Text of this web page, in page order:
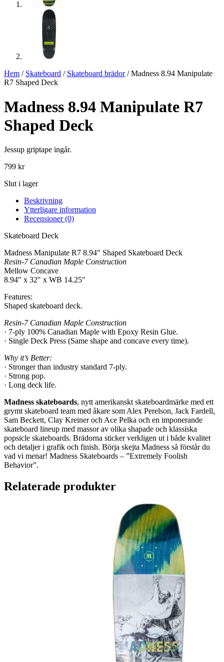
Hem / Skateboard / Skateboard brädor/ Madness 8.94 Manipulate
R7 Shaped Deck
Madness 8.94 Manipulate R7
Shaped Deck
Jessup griptape ingår.
799 kr
Slut i lager
Beskrivning
Ytterligare information
Recensioner (0)
Skateboard Deck
Madness Manipulate R7 8.94″ Shaped Skateboard Deck
Resin-7 Canadian Maple Construction
Mellow Concave
8.94″ x 32″ x WB 14.25″
Features:
Shaped skateboard deck.
Resin-7 Canadian Maple Construction
· 7-ply 100% Canadian Maple with Epoxy Resin Glue.
· Single Deck Press (Same shape and concave every time).
Why it’s Better:
· Stronger than industry standard 7-ply.
· Strong pop.
· Long deck life.
Madness skateboards, nytt amerikanskt skateboardmärke med ett
grymt skateboard team med åkare som Alex Perelson, Jack Fardell,
Sam Beckett, Clay Kreiner och Ace Pelka och en imponerande
skateboard lineup med massor av olika shapade och klassiska
popsicle skateboards. Brädorna sticker verkligen ut i både kvalitet
och detaljer i grafik och finish. Börja skejta Madness så förstår du
vad vi menar! Madness Skateboards – ”Extremely Foolish
Behavior”.
Relaterade produkter